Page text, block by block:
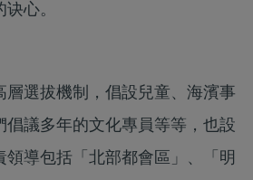
心。
層選拔機制，倡設兒童、海濱事
倡議多年的文化專員等等，也設
領導包括「北部都會區」、「明